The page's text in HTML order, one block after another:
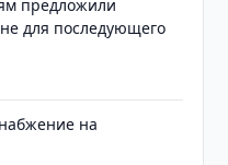
предложили
для последующего
на